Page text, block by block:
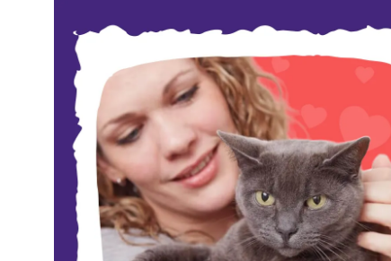
Фруктова
консервація
Оливки
маслини
Паштети
Джеми
Консервовані
гриби
Мед
Варення
Соуси